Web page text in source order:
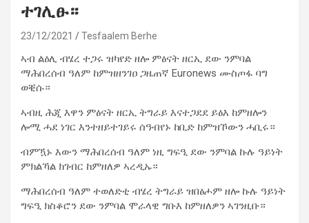
ተገሊፁ።
23/12/2021 Tesfaalem Berhe
ኣብ ልዕሊ ብሄረ ተጋሩ ዝካየድ ዘሎ ምፅናት ዘርኢ ደው ንምባል
ማሕበረሰብ ዓለም ከምዝዘንገዐ ጋዜጠኛ Euronews ሙስጦፋ ባግ
ወቒሱ።
ኣብዚ ሕጂ እዋን ምፅናት ዘርኢ ትግራይ እናተጋደደ ይፅእ ከምዘሎን
ሎሚ ሓደ ነገር እንተዘይተገይሩ ሰዓብየኑ ከቢድ ከምዝኾውን ሓቢሩ።
ብምዃኑ እውን ማሕበረሰብ ዓለም ነዚ ግፍዒ ደው ንምባል ኩሉ ዓይነት
ምክልኻል ክገብር ከምዘለዎ ኣረዲኡ።
ማሕበረሰብ ዓለም ተወለድቲ ብሄረ ትግራይ ዝበፅሖም ዘሎ ኩሉ ዓይነት
ግፍዒ ክስቆሮን ደው ንምባል ሞራላዊ ግቡእ ከምዘለዎን ኣገንዚቡ።